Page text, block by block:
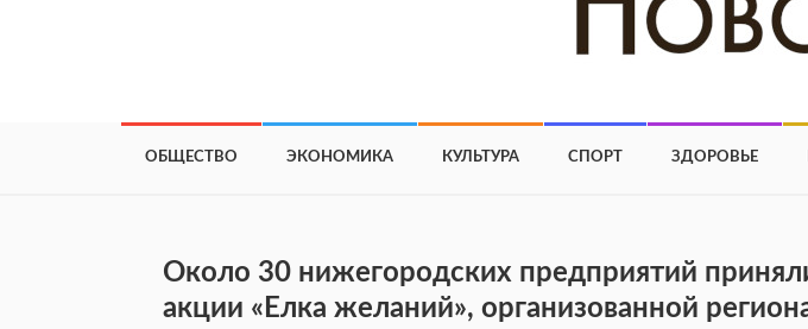
ОБЩЕСТВО ЭКОНОМИКА КУЛЬТУРА СПОРТ ЗДОРОВЬЕ
Около 30 нижегородских предприятий
акции «Елка желаний», организованной